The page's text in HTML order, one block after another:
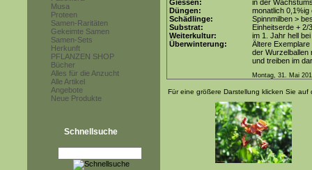
Musa
Proteen
Samen-Raritäten
Gekeimte Samen
Samen-Sets
Herkunft
PFLANZEN SHOP
Bücher
Alles für die Anzucht
Alle Artikel
Angebote
Neue Produkte
Schnellsuche
Giessen:
in der
Düngen:
monatlich
Schädlinge:
Spinnmilben >
Substrat:
Einheitserde + 2/
Weiterkultur:
im 1. Jahr hell
Überwinterung:
Ältere
der Wurzelballen
und treiben im
Montag, 31. Mai
Für eine größere Darstellung klicken Sie auf